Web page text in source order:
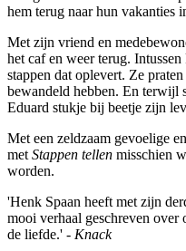
hem terug naar hun vakanties
Met zijn vriend en
het caf en weer terug.
stappen dat oplevert. Ze
bewandeld hebben. En terwijl
Eduard stukje bij beetje zijn
Met een zeldzaam gevoelige
metStappen tellen misschien
worden.
'Henk Spaan heeft met zijn
mooi verhaal geschreven over
de liefde.' - Knack